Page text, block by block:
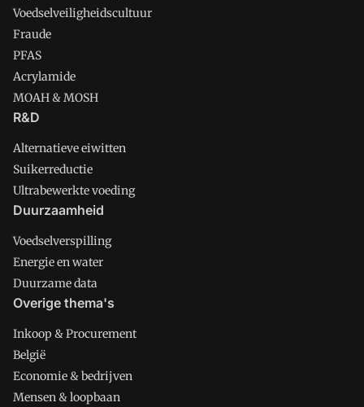
Voedselveiligheidscultuur
Fraude
PFAS
Acrylamide
MOAH & MOSH
R&D
Alternatieve eiwitten
Suikerreductie
Ultrabewerkte voeding
Duurzaamheid
Voedselverspilling
Energie en water
Duurzame data
Overige thema's
Inkoop & Procurement
België
Economie & bedrijven
Mensen & loopbaan